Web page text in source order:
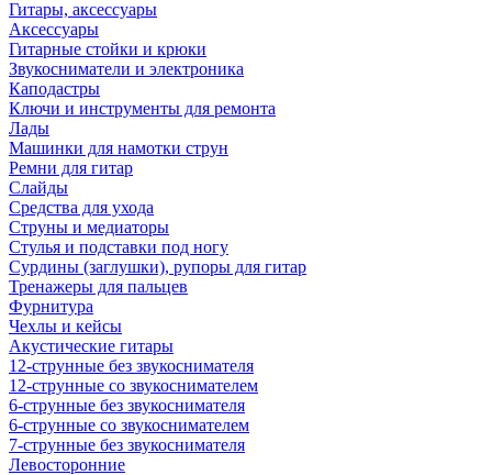
Гитары, аксессуары
Аксессуары
Гитарные стойки и крюки
Звукосниматели и электроника
Каподастры
Ключи и инструменты для ремонта
Лады
Машинки для намотки струн
Ремни для гитар
Слайды
Средства для ухода
Струны и медиаторы
Стулья и подставки под ногу
Сурдины (заглушки), рупоры для гитар
Тренажеры для пальцев
Фурнитура
Чехлы и кейсы
Акустические гитары
12-струнные без звукоснимателя
12-струнные со звукоснимателем
6-струнные без звукоснимателя
6-струнные со звукоснимателем
7-струнные без звукоснимателя
Левосторонние